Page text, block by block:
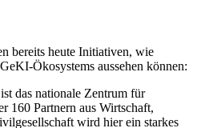
bereits heute Initiativen, wie
Ökosystems aussehen können:
ist das nationale Zentrum für
160 Partnern aus Wirtschaft,
wird hier ein starkes